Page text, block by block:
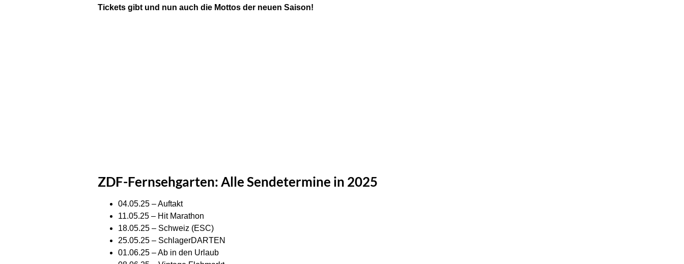
Tickets gibt und nun auch die Mottos der neuen Saison!
ZDF-Fernsehgarten: Alle Sendetermine in 2025
04.05.25 – Auftakt
11.05.25 – Hit Marathon
18.05.25 – Schweiz (ESC)
25.05.25 – SchlagerDARTEN
01.06.25 – Ab in den Urlaub